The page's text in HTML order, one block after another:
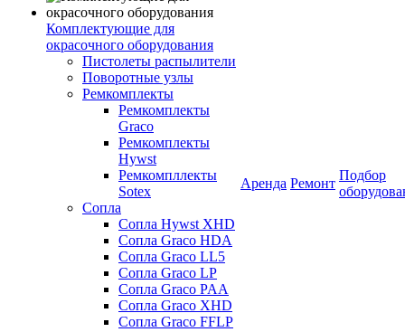
Комплектующие для
окрасочного оборудования
Пистолеты распылители
Поворотные узлы
Ремкомплекты
Ремкомплекты
Graco
Ремкомплекты
Hywst
Ремкомпллекты
Sotex
Сопла
Сопла Hywst XHD
Сопла Graco HDA
Сопла Graco LL5
Сопла Graco LP
Сопла Graco PAA
Сопла Graco XHD
Сопла Graco FFLP
Аренда Ремонт
Подбор